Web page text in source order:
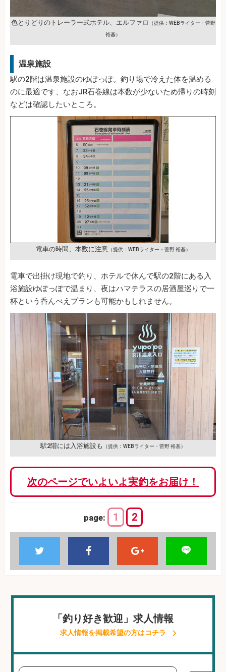
色とりどりのトレーラー式ホテル、エルファロ （提供：WEBライター・菅野
裕基）
温泉施設
駅の2階は温泉施設のゆぽっぽ。釣り場で冷えた体を温める
のに最適です、なおJR石巻線は本数が少ないため帰りの時刻
などは確認したいところ。
電車の時間、本数に注意（提供：WEBライター・菅野 裕基）
電車で出掛け現地で釣り、ホテルで休んで駅の2階にある入
浴施設ゆぽっぽで温まり、夜はハマテラスの居酒屋巡りで一
杯という呑んべえプランも可能かもしれません。
駅2階には入浴施設も （提供：WEBライター・菅野 裕基）
次のページでいよいよ実釣をお届け！
page: 1 2
「釣り好き歓迎」求人情報
求人情報を掲載希望の方はコチラ